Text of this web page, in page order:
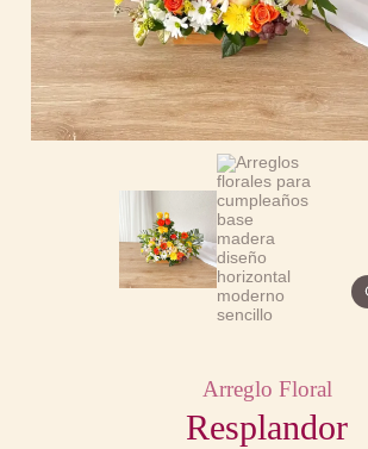
Arreglo Floral
Resplandor